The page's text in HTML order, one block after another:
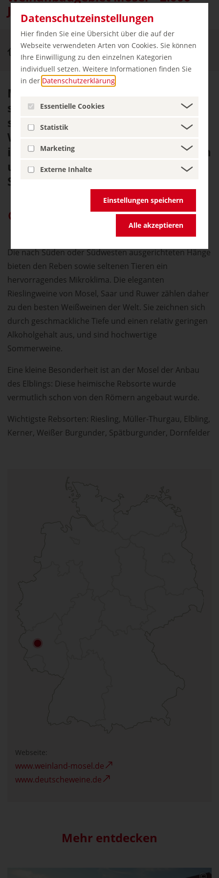
Datenschutzeinstellungen
Hier finden Sie eine Übersicht über die auf der
Webseite verwendeten Arten von Cookies. Sie können
Ihre Einwilligung zu den einzelnen Kategorien
individuell setzen. Weitere Informationen finden Sie
in der Datenschutzerklärung
Essentielle Cookies
Statistik
Marketing
Externe Inhalte
Einstellungen speichern
Alle akzeptieren
Jahre Weinkultur
Erleben & Genießen Mosel
Mosel, Saar und Ruwer winden
sich durch eine Landschaft, in der
schon die Römer vor 2.000 Jahren
Wein anbauten. Die Moselregion
ist die älteste deutsche Weinregion
und das größte
Steillagenweinbaugebiet.
germany.travel bei Google bevorzugen
Die nach Süden oder Südwesten ausgerichteten Hänge
bieten den Reben sowie seltenen Tieren ein
hervorragendes Mikroklima. Die eleganten
Rieslingweine von Mosel, Saar und Ruwer zählen daher
zu den besten Weißweinen der Welt. Sie zeichnen sich
durch geschmackliche Tiefe und einen relativ geringen
Alkoholgehalt aus, und sind hochwertige
Sommerweine.
Eine kleine Besonderheit ist an der Mosel der Anbau
des Elblings: Diese heimische Rebsorte wurde
vermutlich schon von den Römern angebaut wurde.
Wichtigste Rebsorten: Riesling, Müller-Thurgau, Elbling,
Kerner, Weißer Burgunder, Spätburgunder, Dornfelder
Webseite:
www.weinland-mosel.de
www.deutscheweine.de
Mehr entdecken